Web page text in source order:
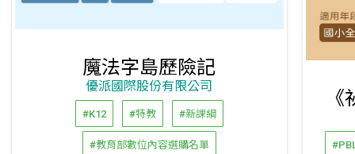
魔法字島歷險記
優派國際股份有限公司
#K12 #特教 #新課綱
#教育部數位內容選購名單